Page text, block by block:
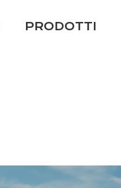
PRODOTTI